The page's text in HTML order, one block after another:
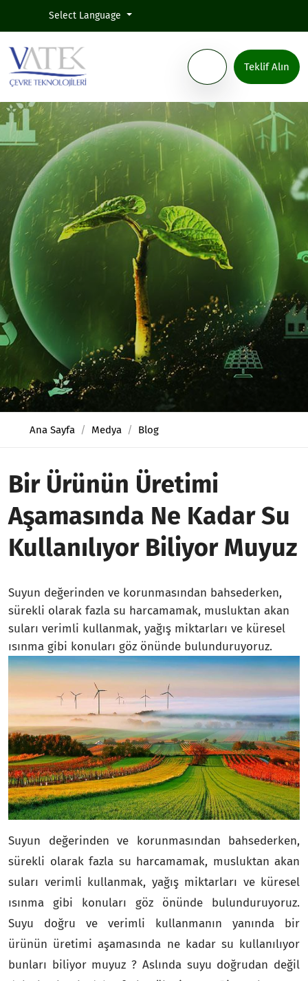
Select Language
Teklif Alın
Ana Sayfa Medya Blog
Bir Ürünün Üretimi
Aşamasında Ne Kadar Su
Kullanılıyor Biliyor Muyuz
Suyun değerinden ve korunmasından bahsederken,
sürekli olarak fazla su harcamamak, musluktan akan
suları verimli kullanmak, yağış miktarları ve küresel
ısınma gibi konuları göz önünde bulunduruyoruz.
Suyun değerinden ve korunmasından bahsederken,
sürekli olarak fazla su harcamamak, musluktan akan
suları verimli kullanmak, yağış miktarları ve küresel
ısınma gibi konuları göz önünde bulunduruyoruz.
Suyu doğru ve verimli kullanmanın yanında bir
ürünün üretimi aşamasında ne kadar su kullanılıyor
bunları biliyor muyuz ? Aslında suyu doğrudan değil